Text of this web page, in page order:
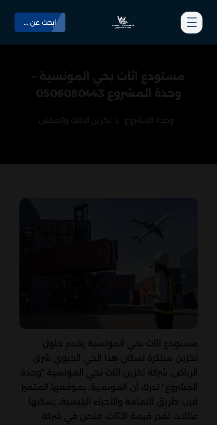
ابحث عن ...
مستودع اثاث بحي المونسية –
وحدة المشروع 0506080443
وحدة المشروع تخزين الاثاث والعفش
مستودع اثاث بحي المونسية يقدم حلول
تخزين مبتكرة لسكان هذا الحي الحيوي شرق
الرياض. شركة تخزين اثاث بحي المونسية “وحدة
المشروع” تدرك أن المونسية، بموقعها المتميز
قرب طريق الثمامة والأحياء الرئيسية، يسكنها
عائلات تقدر قيمة الأثاث، فنحن في شركة